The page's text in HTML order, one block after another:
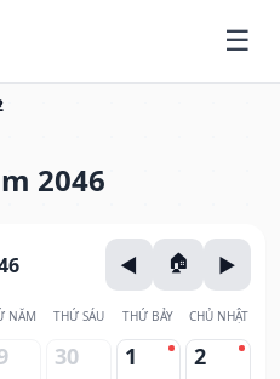
2046
NĂM THỨ SÁU THỨ BẢY CHỦ NHẬT
30 1 2